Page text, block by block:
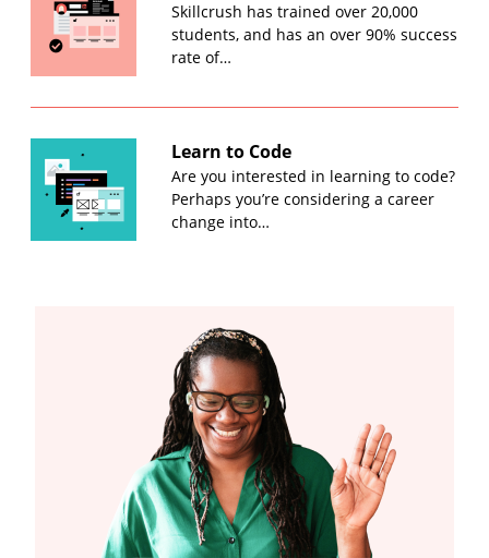
Skillcrush has trained over 20,000
students, and has an over 90% success
rate of…
Learn to Code
Are you interested in learning to code?
Perhaps you’re considering a career
change into…